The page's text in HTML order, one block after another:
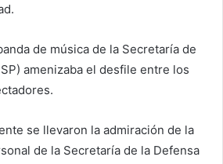
de música de la Secretaría de
amenizaba el desfile entre los
se llevaron la admiración de la
de la Secretaría de la Defensa